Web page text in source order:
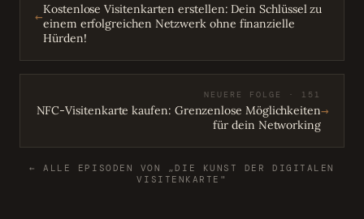
←Kostenlose Visitenkarten erstellen: Dein Schlüssel zu
einem erfolgreichen Netzwerk ohne finanzielle
Hürden!
NEUERE FOLGE · 151
NFC-Visitenkarte kaufen: Grenzenlose Möglichkeiten
für dein Networking
→
← ALLE EPISODEN VON „DIE KUNST DER DIGITALEN
VISITENKARTE"